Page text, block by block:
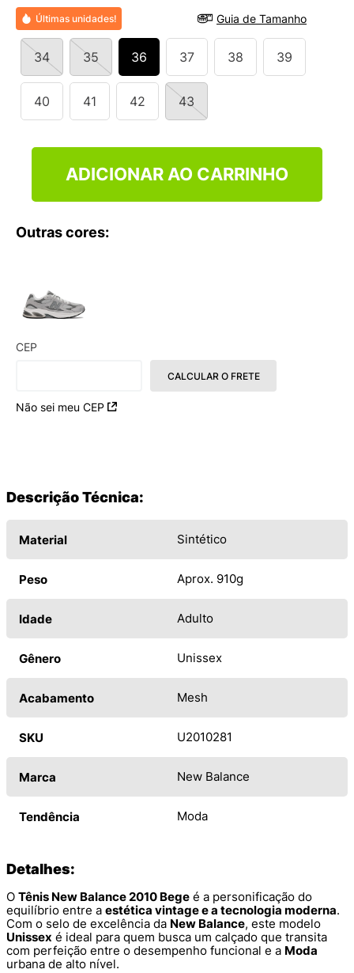
Últimas unidades! Guia de Tamanho
34 35 36 37 38 39
40 41 42 43
ADICIONAR AO CARRINHO
Outras cores:
CEP
Não sei meu CEP
CALCULAR O FRETE
Descrição Técnica:
Material Sintético
Peso Aprox. 910g
Idade Adulto
Gênero Unissex
Acabamento Mesh
SKU U2010281
Marca New Balance
Tendência Moda
Detalhes:
O Tênis New Balance 2010 Bege é a personificação do
equilíbrio entre a estética vintage e a tecnologia moderna.
Com o selo de excelência da New Balance, este modelo
Unissex é ideal para quem busca um calçado que transita
com perfeição entre o desempenho funcional e a Moda
urbana de alto nível.
9º
NEW 530
10º VEJA COUNTRY